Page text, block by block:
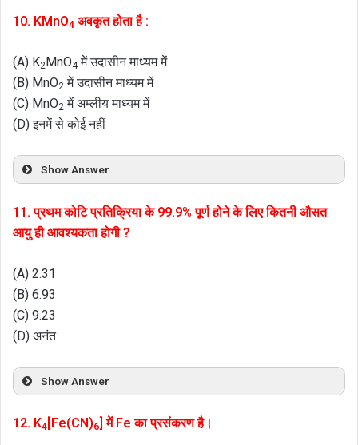
10. KMnO4 अवकृत होता है :
(A) K2 MnO4 में उदासीन माध्यम में
(B) MnO2 में उदासीन माध्यम में
(C) MnO2 में अम्लीय माध्यम में
(D) इनमें से कोई नहीं
Show Answer
11. प्रथम कोटि प्रतिक्रिया के 99.9% पूर्ण होने के लिए कितनी औसत
आयु ही आवश्यकता होगी ?
(A) 2.31
(B) 6.93
(C) 9.23
(D) अनंत
Show Answer
12. K4 [Fe(CN)6 ] में Fe का प्रसंकरण है।